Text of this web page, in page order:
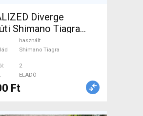
Diverge
Shimano Tiagra
használt ELADÓ
használt
Shimano Tiagra
2
ELADÓ
Ft